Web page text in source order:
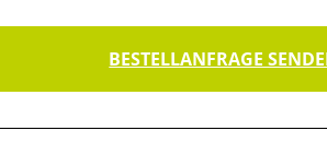
BESTELLANFRAGE